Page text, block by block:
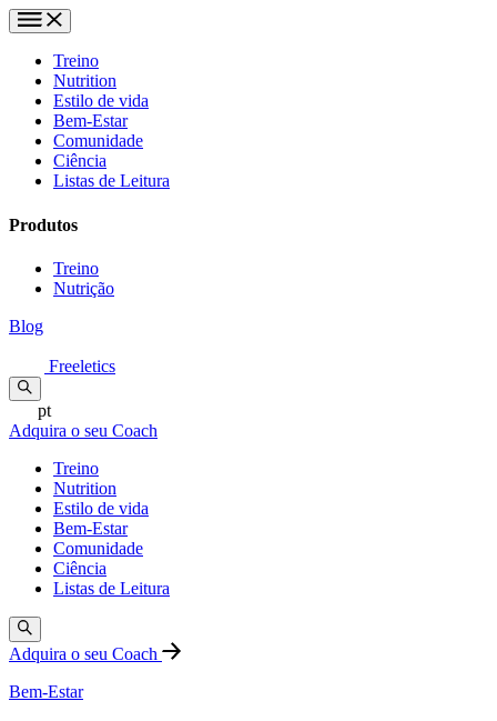
Treino
Nutrition
Estilo de vida
Bem-Estar
Comunidade
Ciência
Listas de Leitura
Produtos
Treino
Nutrição
Blog
Freeletics
pt
Adquira o seu Coach
Treino
Nutrition
Estilo de vida
Bem-Estar
Comunidade
Ciência
Listas de Leitura
Adquira o seu Coach
Bem-Estar